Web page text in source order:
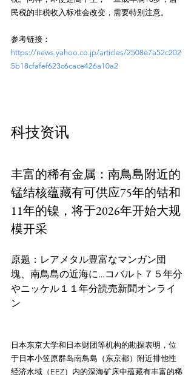
民税的非税收入标准会改变，需要特别注意。
参考链接：
https://news.yahoo.co.jp/articles/2508e7a52c202
5b18cfafef623c6cace426a10a2
科技资讯
丰富的稀有金属：南鳥島附近的
锰结核蕴藏有可供应75年的钴和
11年的镍，将于2026年开始大规
模开采
原题：レアメタル豊富なマンガン団
塊、南鳥島の近海に…コバルト７５年分
やニッケル１１年分読売新聞オンライ
ン
日本东京大学和日本财团等机构的勘探表明，位
于日本小笠原群岛南鳥島（东京都）附近排他性
经济水域（EEZ）内的深海矿床中蕴藏有丰富的稀